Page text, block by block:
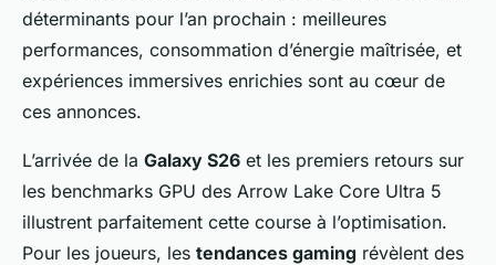
déterminants pour l’an prochain : meilleures
performances, consommation d’énergie maîtrisée, et
expériences immersives enrichies sont au cœur de
ces annonces.
L’arrivée de la Galaxy S26 et les premiers retours sur
les benchmarks GPU des Arrow Lake Core Ultra 5
illustrent parfaitement cette course à l’optimisation.
Pour les joueurs, les tendances gaming révèlent des